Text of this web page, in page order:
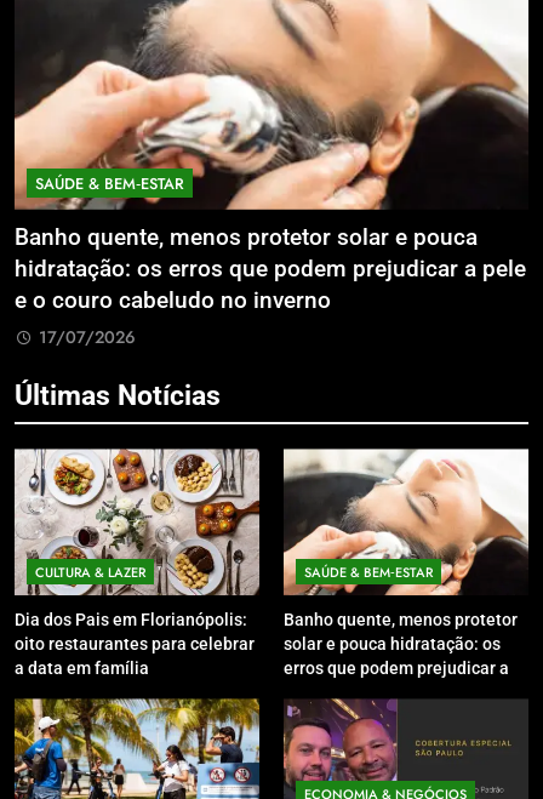
solar e pouca
prejudicar a pele
ECONOMIA & NEGÓCIOS
Expansão da Micromobilidade
Litoral Catarinense com
Compartilhados
Últimas Notícias
CULTURA & LAZER
Dia dos Pais em Florianópolis:
oito restaurantes para celebrar
a data em família
SAÚDE & BEM‑ESTAR
Banho quente, menos protetor
solar e pouca hidratação: os
erros que podem prejudicar a
inverno
ECONOMIA & NEGÓCIOS